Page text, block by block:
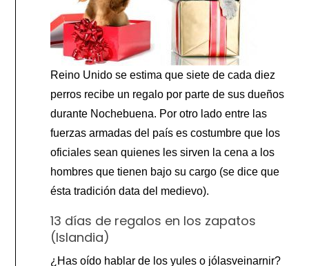
Reino Unido se estima que siete de cada diez
perros recibe un regalo por parte de sus dueños
durante Nochebuena. Por otro lado entre las
fuerzas armadas del país es costumbre que los
oficiales sean quienes les sirven la cena a los
hombres que tienen bajo su cargo (se dice que
ésta tradición data del medievo).
13 días de regalos en los zapatos
(Islandia)
¿Has oído hablar de los yules o jólasveinarnir?